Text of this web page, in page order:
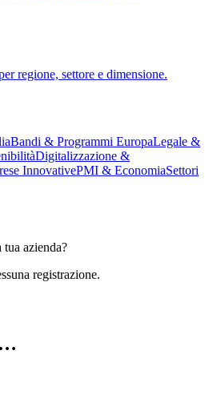
regione, settore e dimensione.
Bandi & Programmi EuropaLegale &
Digitalizzazione &
InnovativePMI & EconomiaSettori
azienda?
registrazione.